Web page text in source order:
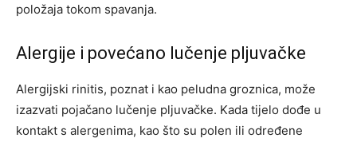
položaja tokom spavanja.
Alergije i povećano lučenje pljuvačke
Alergijski rinitis, poznat i kao peludna groznica, može
izazvati pojačano lučenje pljuvačke. Kada tijelo dođe u
kontakt s alergenima, kao što su polen ili određene